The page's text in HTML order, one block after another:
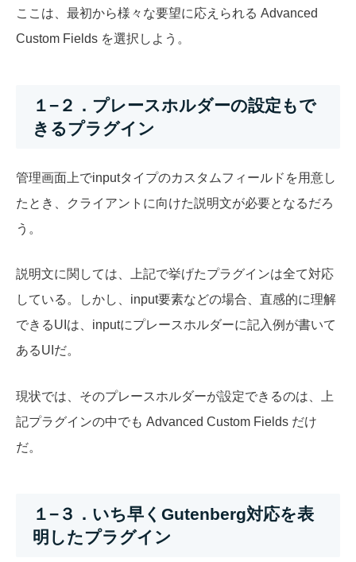
ここは、最初から様々な要望に応えられる Advanced
Custom Fields を選択しよう。
１−２．プレースホルダーの設定もで
きるプラグイン
管理画面上でinputタイプのカスタムフィールドを用意し
たとき、クライアントに向けた説明文が必要となるだろ
う。
説明文に関しては、上記で挙げたプラグインは全て対応
している。しかし、input要素などの場合、直感的に理解
できるUIは、inputにプレースホルダーに記入例が書いて
あるUIだ。
現状では、そのプレースホルダーが設定できるのは、上
記プラグインの中でも Advanced Custom Fields だけ
だ。
１−３．いち早くGutenberg対応を表
明したプラグイン